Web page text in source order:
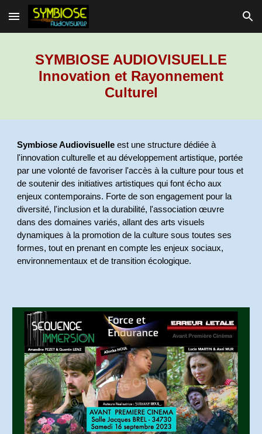
Skip to main content Skip to navigation
SYMBIOSE AUDIOVISUELLE
Innovation et Rayonnement
Culturel
Symbiose Audiovisuelle est une structure dédiée à
l'innovation culturelle et au développement artistique, portée
par une volonté de favoriser l'accès à la culture pour tous et
de soutenir des initiatives artistiques qui font écho aux
enjeux contemporains. Forte de son engagement pour la
diversité, l'inclusion et la durabilité, l'association œuvre
dans des domaines variés, allant des arts visuels
dynamiques à la promotion de la culture sous toutes ses
formes, tout en prenant en compte les enjeux sociaux,
environnementaux et de transition écologique.